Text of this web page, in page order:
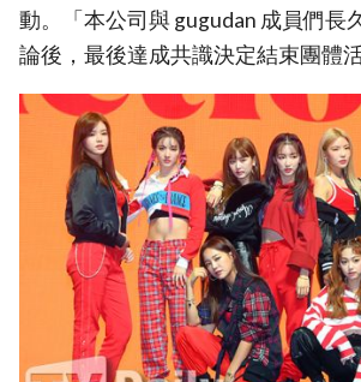
動。「本公司與 gugudan 成員們長
論後，最後達成共識決定結束團體活